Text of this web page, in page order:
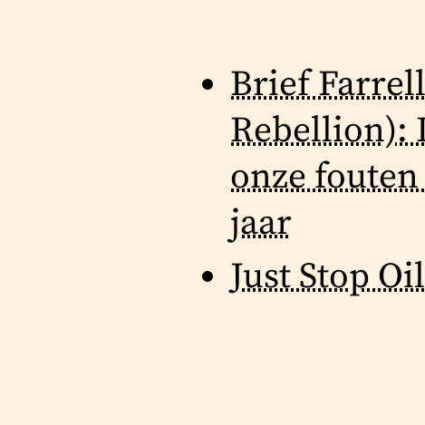
Brief
Rebellion):
onze
jaar
Just Stop